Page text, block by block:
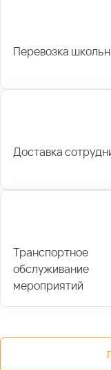
Перевозка
Доставка
Транспортное
обслуживание
мероприятий